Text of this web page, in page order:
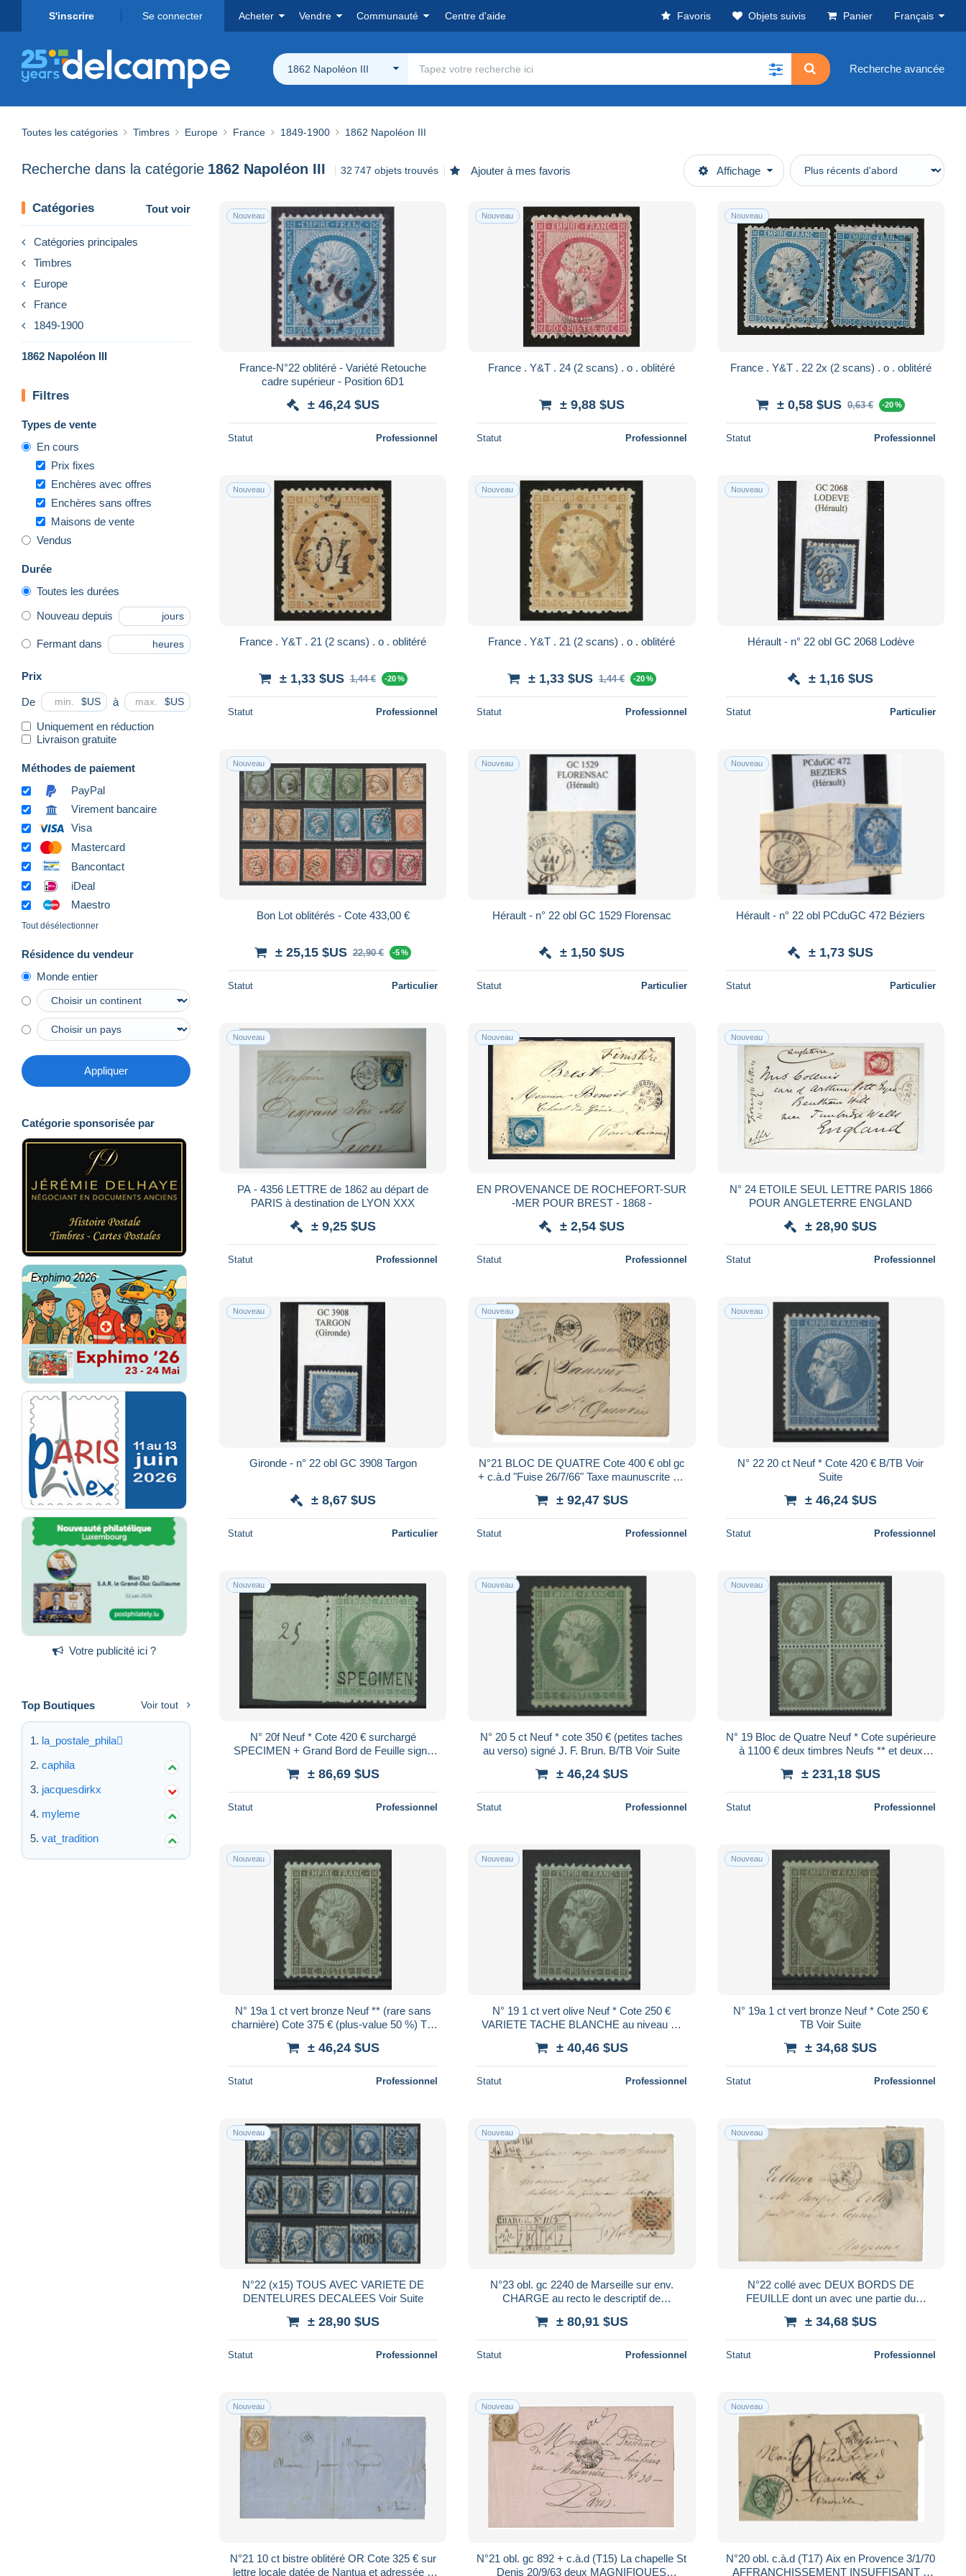
S'inscrire Se connecter Acheter Vendre Communauté Centre d'aide Favoris Objets suivis Panier Français
1862 Napoléon III Recherche avancée
Toutes les catégories Timbres Europe France 1849-1900 1862 Napoléon III
Recherche dans la catégorie 1862 Napoléon III 32 747 objets trouvés Ajouter à mes favoris Affichage
Catégories Tout voir
Catégories principales
Timbres
Europe
France
1849-1900
1862 Napoléon III
Filtres
Types de vente
En cours
Prix fixes
Enchères avec offres
Enchères sans offres
Maisons de vente
Vendus
Durée
Toutes les durées
Nouveau depuis jours
Fermant dans heures
Prix
De $US à $US
Uniquement en réduction
Livraison gratuite
Méthodes de paiement
PayPal
Virement bancaire
Visa
Mastercard
Bancontact
iDeal
Maestro
Tout désélectionner
Résidence du vendeur
Monde entier
Appliquer
Catégorie sponsorisée par
Votre publicité ici ?
Top Boutiques Voir tout
la_postale_phila
caphila
jacquesdirkx
myleme
vat_tradition
Nouveau
France-N°22 oblitéré - Variété Retouche
cadre supérieur - Position 6D1
± 46,24 $US
Statut Professionnel
Nouveau
France . Y&T . 24 (2 scans) . o . oblitéré
± 9,88 $US
Statut Professionnel
Nouveau
France . Y&T . 22 2x (2 scans) . o . oblitéré
± 0,58 $US 0,63 € -20 %
Statut Professionnel
Nouveau
France . Y&T . 21 (2 scans) . o . oblitéré
± 1,33 $US 1,44 € -20 %
Statut Professionnel
Nouveau
France . Y&T . 21 (2 scans) . o . oblitéré
± 1,33 $US 1,44 € -20 %
Statut Professionnel
Nouveau
Hérault - n° 22 obl GC 2068 Lodève
± 1,16 $US
Statut Particulier
Nouveau
Bon Lot oblitérés - Cote 433,00 €
± 25,15 $US 22,90 € -5 %
Statut Particulier
Nouveau
Hérault - n° 22 obl GC 1529 Florensac
± 1,50 $US
Statut Particulier
Nouveau
Hérault - n° 22 obl PCduGC 472 Béziers
± 1,73 $US
Statut Particulier
Nouveau
PA - 4356 LETTRE de 1862 au départ de
PARIS à destination de LYON XXX
± 9,25 $US
Statut Professionnel
Nouveau
EN PROVENANCE DE ROCHEFORT-SUR
-MER POUR BREST - 1868 -
± 2,54 $US
Statut Professionnel
Nouveau
N° 24 ETOILE SEUL LETTRE PARIS 1866
POUR ANGLETERRE ENGLAND
± 28,90 $US
Statut Professionnel
Nouveau
Gironde - n° 22 obl GC 3908 Targon
± 8,67 $US
Statut Particulier
Nouveau
N°21 BLOC DE QUATRE Cote 400 € obl gc
+ c.à.d "Fuise 26/7/66" Taxe maunuscrite "8"
± 92,47 $US
Statut Professionnel
Nouveau
N° 22 20 ct Neuf * Cote 420 € B/TB Voir
Suite
± 46,24 $US
Statut Professionnel
Nouveau
N° 20f Neuf * Cote 420 € surchargé
SPECIMEN + Grand Bord de Feuille signé
± 86,69 $US
Statut Professionnel
Nouveau
N° 20 5 ct Neuf * cote 350 € (petites taches
au verso) signé J. F. Brun. B/TB Voir Suite
± 46,24 $US
Statut Professionnel
Nouveau
N° 19 Bloc de Quatre Neuf * Cote supérieure
à 1100 € deux timbres Neufs ** et deux
± 231,18 $US
Statut Professionnel
Nouveau
N° 19a 1 ct vert bronze Neuf ** (rare sans
charnière) Cote 375 € (plus-value 50 %) TB
± 46,24 $US
Statut Professionnel
Nouveau
N° 19 1 ct vert olive Neuf * Cote 250 €
VARIETE TACHE BLANCHE au niveau de
± 40,46 $US
Statut Professionnel
Nouveau
N° 19a 1 ct vert bronze Neuf * Cote 250 €
TB Voir Suite
± 34,68 $US
Statut Professionnel
Nouveau
N°22 (x15) TOUS AVEC VARIETE DE
DENTELURES DECALEES Voir Suite
± 28,90 $US
Statut Professionnel
Nouveau
N°23 obl. gc 2240 de Marseille sur env.
CHARGE au recto le descriptif de
± 80,91 $US
Statut Professionnel
Nouveau
N°22 collé avec DEUX BORDS DE
FEUILLE dont un avec une partie du
± 34,68 $US
Statut Professionnel
Nouveau
N°21 10 ct bistre oblitéré OR Cote 325 € sur
lettre locale datée de Nantua et adressée à
Nouveau
N°21 obl. gc 892 + c.à.d (T15) La chapelle St
Denis 20/9/63 deux MAGNIFIQUES
Nouveau
N°20 obl. c.à.d (T17) Aix en Provence 3/1/70
AFFRANCHISSEMENT INSUFFISANT +